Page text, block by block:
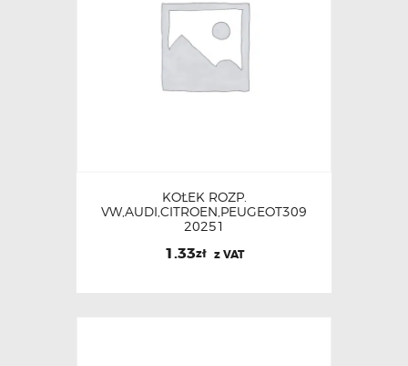
KOŁEK ROZP.
VW,AUDI,CITROEN,PEUGEOT309
20251
1.33zł z VAT